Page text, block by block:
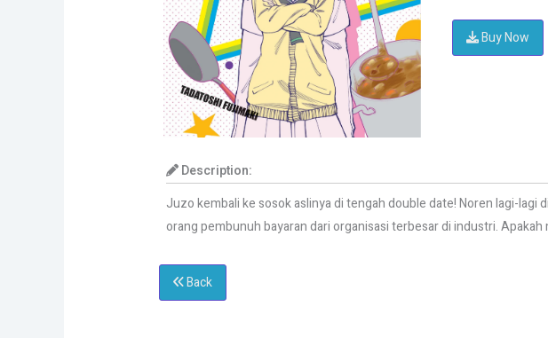
Buy Now
Description:
Juzo kembali ke sosok aslinya di tengah double date! Noren lagi-
orang pembunuh bayaran dari organisasi terbesar di industri.
Back